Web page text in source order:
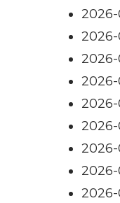
2026-
2026-
2026-
2026-